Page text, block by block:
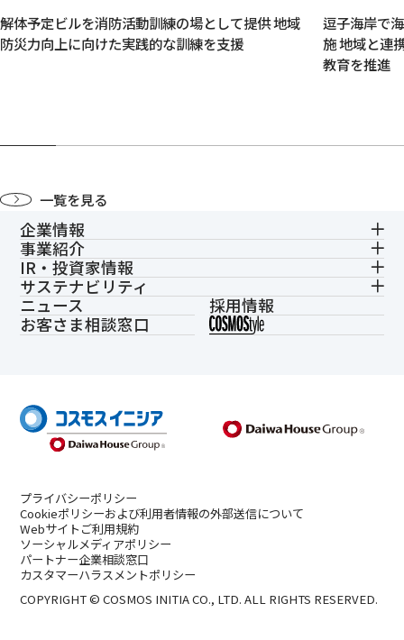
解体予定ビルを消防活動訓練の場として提供 地域
防災力向上に向けた実践的な訓練を支援
逗子海岸で
施 地域と連
教育を推進
一覧を見る
企業情報
事業紹介
IR・投資家情報
サステナビリティ
ニュース
採用情報
お客さま相談窓口
プライバシーポリシー
Cookieポリシーおよび利用者情報の外部送信について
Webサイトご利用規約
ソーシャルメディアポリシー
パートナー企業相談窓口
カスタマーハラスメントポリシー
COPYRIGHT © COSMOS INITIA CO., LTD. ALL RIGHTS RESERVED.